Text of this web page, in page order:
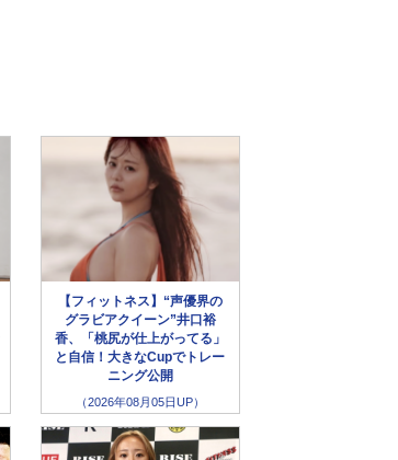
【フィットネス】“声優界の
グラビアクイーン”井口裕
香、「桃尻が仕上がってる」
と自信！大きなCupでトレー
ニング公開
（2026年08月05日UP）